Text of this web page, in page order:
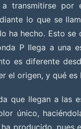
transmitirse
lo que se
ha hecho. Esto
P llega a una
es diferente
el origen, y qué
que llegan a las
único,
producido, pues